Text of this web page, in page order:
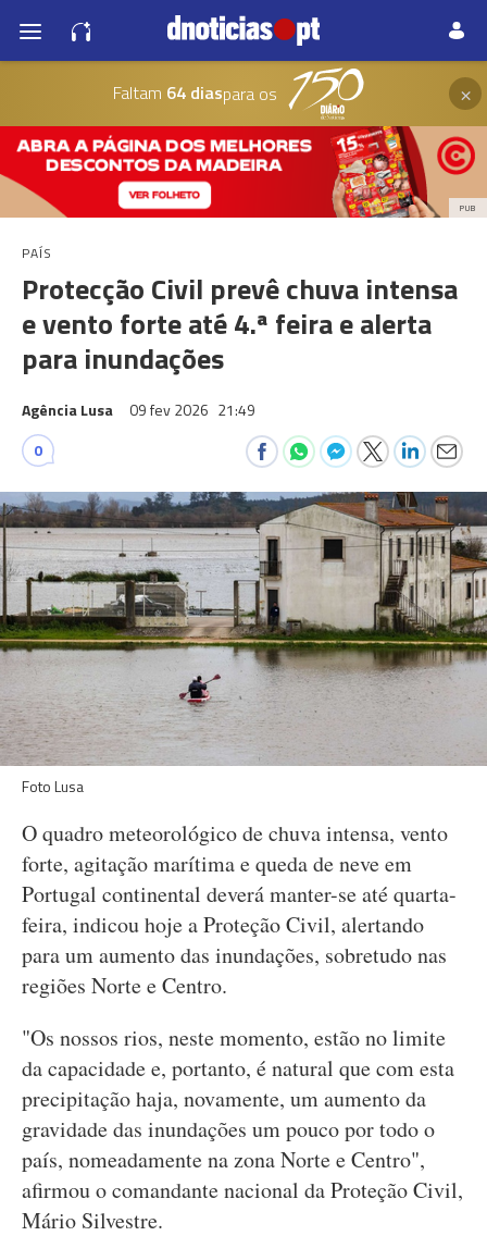
Faltam 64 diaspara os ×
PUB
PAÍS
Protecção Civil prevê chuva intensa
e vento forte até 4.ª feira e alerta
para inundações
Agência Lusa 09 fev 2026 21:49
0
Foto Lusa
O quadro meteorológico de chuva intensa, vento
forte, agitação marítima e queda de neve em
Portugal continental deverá manter-se até quarta-
feira, indicou hoje a Proteção Civil, alertando
para um aumento das inundações, sobretudo nas
regiões Norte e Centro.
"Os nossos rios, neste momento, estão no limite
da capacidade e, portanto, é natural que com esta
precipitação haja, novamente, um aumento da
gravidade das inundações um pouco por todo o
país, nomeadamente na zona Norte e Centro",
afirmou o comandante nacional da Proteção Civil,
Mário Silvestre.